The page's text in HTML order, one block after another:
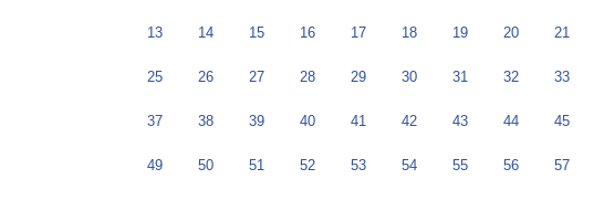
13 14 15 16 17 18 19 20 21
25 26 27 28 29 30 31 32 33
37 38 39 40 41 42 43 44 45
49 50 51 52 53 54 55 56 57